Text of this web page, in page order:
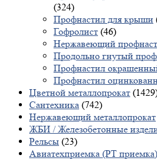
(324)
Профнастил для крыши
Гофролист (46)
Нержавеющий
Продольно гнутый
Профнастил
Профнастил
Цветной металлопрокат
Сантехника (742)
Нержавеющий металлопрокат
ЖБИ / Железобетонные
Рельсы (23)
Авиатехприемка (РТ приемка)